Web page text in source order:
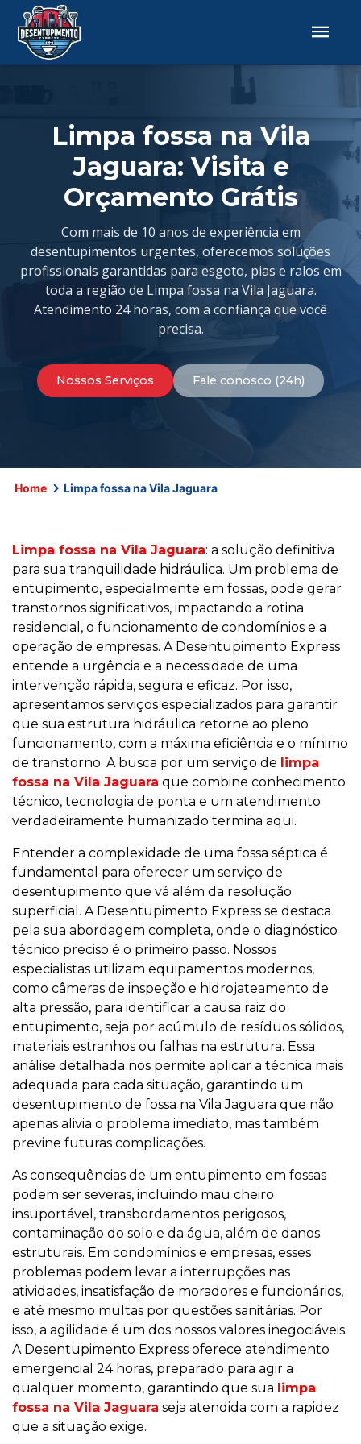
Limpa fossa na Vila
Jaguara: Visita e
Orçamento Grátis
Com mais de 10 anos de experiência em
desentupimentos urgentes, oferecemos soluções
profissionais garantidas para esgoto, pias e ralos em
toda a região de Limpa fossa na Vila Jaguara.
Atendimento 24 horas, com a confiança que você
precisa.
Nossos Serviços Fale conosco (24h)
Home Limpa fossa na Vila Jaguara
Limpa fossa na Vila Jaguara: a solução definitiva
para sua tranquilidade hidráulica. Um problema de
entupimento, especialmente em fossas, pode gerar
transtornos significativos, impactando a rotina
residencial, o funcionamento de condomínios e a
operação de empresas. A Desentupimento Express
entende a urgência e a necessidade de uma
intervenção rápida, segura e eficaz. Por isso,
apresentamos serviços especializados para garantir
que sua estrutura hidráulica retorne ao pleno
funcionamento, com a máxima eficiência e o mínimo
de transtorno. A busca por um serviço de limpa
fossa na Vila Jaguara que combine conhecimento
técnico, tecnologia de ponta e um atendimento
verdadeiramente humanizado termina aqui.
Entender a complexidade de uma fossa séptica é
fundamental para oferecer um serviço de
desentupimento que vá além da resolução
superficial. A Desentupimento Express se destaca
pela sua abordagem completa, onde o diagnóstico
técnico preciso é o primeiro passo. Nossos
especialistas utilizam equipamentos modernos,
como câmeras de inspeção e hidrojateamento de
alta pressão, para identificar a causa raiz do
entupimento, seja por acúmulo de resíduos sólidos,
materiais estranhos ou falhas na estrutura. Essa
análise detalhada nos permite aplicar a técnica mais
adequada para cada situação, garantindo um
desentupimento de fossa na Vila Jaguara que não
apenas alivia o problema imediato, mas também
previne futuras complicações.
As consequências de um entupimento em fossas
podem ser severas, incluindo mau cheiro
insuportável, transbordamentos perigosos,
contaminação do solo e da água, além de danos
estruturais. Em condomínios e empresas, esses
problemas podem levar a interrupções nas
atividades, insatisfação de moradores e funcionários,
e até mesmo multas por questões sanitárias. Por
isso, a agilidade é um dos nossos valores inegociáveis.
A Desentupimento Express oferece atendimento
emergencial 24 horas, preparado para agir a
qualquer momento, garantindo que sua limpa
fossa na Vila Jaguara seja atendida com a rapidez
que a situação exige.